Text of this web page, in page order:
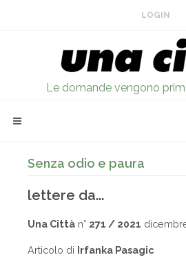
LOGIN
Le domande vengono
Senza odio e paura
lettere da...
Una Città n° 271 / 2021
Articolo di Irfanka Pasagic